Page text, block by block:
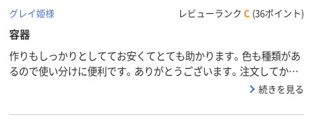
グレイ姫様
レビューランク C (36ポイント)
容器
作りもしっかりとしててお安くてとても助かります。色も種類があ
るので使い分けに便利です。ありがとうございます。注文してから
届くのも早いです。追跡調査も判り易く親切だと思います。続きを見る